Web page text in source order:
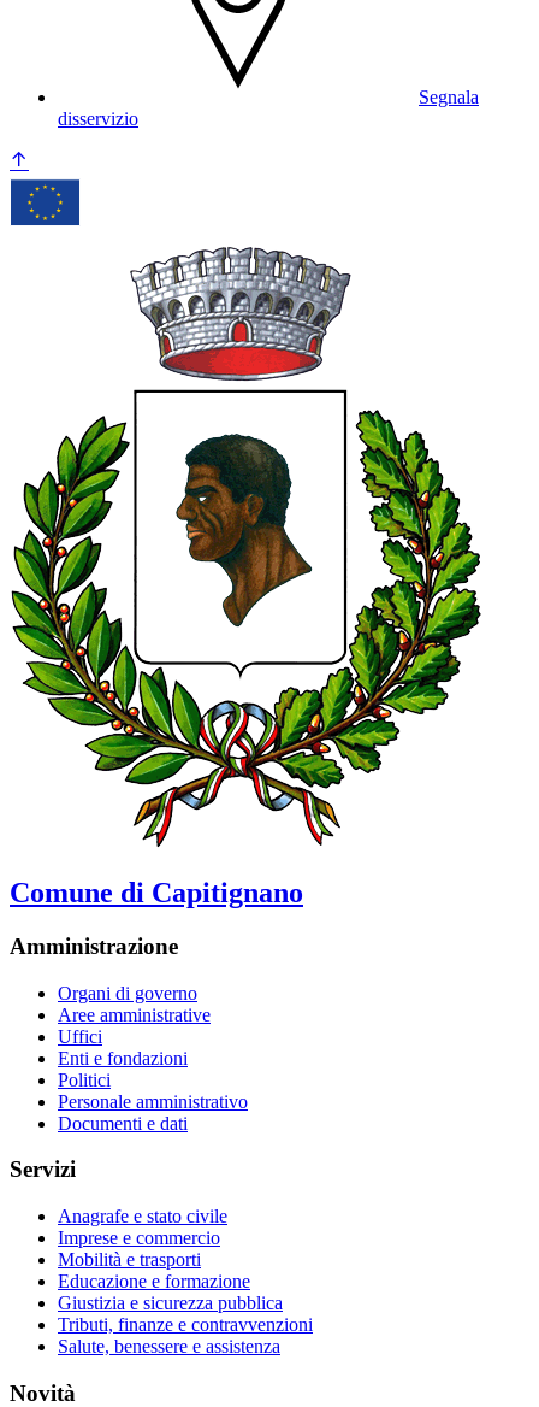
Segnala
disservizio
Comune di Capitignano
Amministrazione
Organi di governo
Aree amministrative
Uffici
Enti e fondazioni
Politici
Personale amministrativo
Documenti e dati
Servizi
Anagrafe e stato civile
Imprese e commercio
Mobilità e trasporti
Educazione e formazione
Giustizia e sicurezza pubblica
Tributi, finanze e contravvenzioni
Salute, benessere e assistenza
Novità